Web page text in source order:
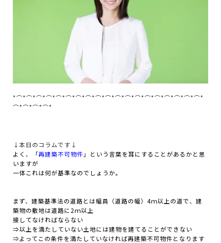
*⌒*⌒*⌒*⌒*⌒*⌒*⌒*⌒*⌒*⌒*⌒*⌒*⌒*⌒*⌒*⌒*⌒*⌒*⌒*
⌒*⌒*⌒*⌒*
↓本日のコラムです↓
よく、「再建築不可物件 」という言葉を耳にすることがあるかと思
いますが
一体これは何が基準なのでしょうか。
まず、建築基準法の道路とは幅員（道路の幅）4ｍ以上の道で、建
築物の敷地は道路に2ｍ以上
接してなければならない
⇒以上を満たしていない土地には建物を建てることができない
⇒よってこの条件を満たしていなければ再建築不可物件となります